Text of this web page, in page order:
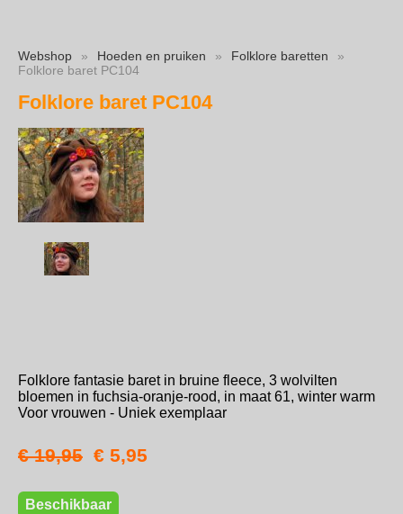
Webshop » Hoeden en pruiken » Folklore baretten
»
Folklore baret PC104
Folklore baret PC104
Folklore fantasie baret in bruine fleece, 3 wolvilten
bloemen in fuchsia-oranje-rood, in maat 61, winter warm
Voor vrouwen - Uniek exemplaar
€ 19,95 € 5,95
Beschikbaar